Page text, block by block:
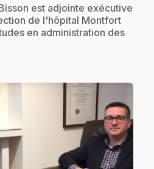
est adjointe exécutive
de l'hôpital Montfort
en administration des